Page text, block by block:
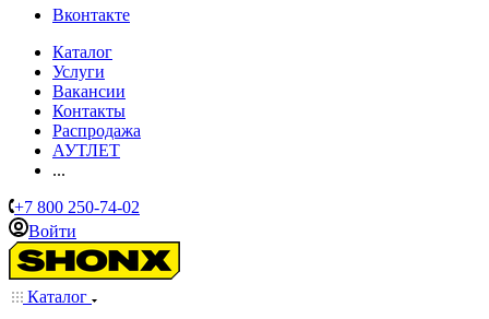
Вконтакте
Каталог
Услуги
Вакансии
Контакты
Распродажа
АУТЛЕТ
...
+7 800 250-74-02
Войти
Каталог